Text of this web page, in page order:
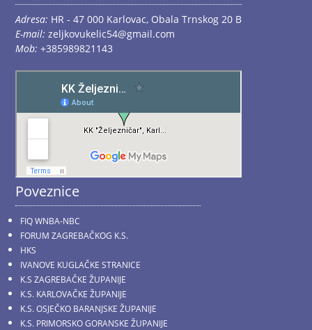
Adresa: HR - 47 000 Karlovac, Obala Trnskog 20 B
E-mail: zeljkovukelic54@gmail.com
Mob: +385989821143
Poveznice
FIQ WNBA-NBC
FORUM ZAGREBAČKOG K.S.
HKS
IVANOVE KUGLAČKE STRANICE
K.S ZAGREBAČKE ŽUPANIJE
K.S. KARLOVAČKE ŽUPANIJE
K.S. OSJEČKO BARANJSKE ŽUPANIJE
K.S. PRIMORSKO GORANSKE ŽUPANIJE